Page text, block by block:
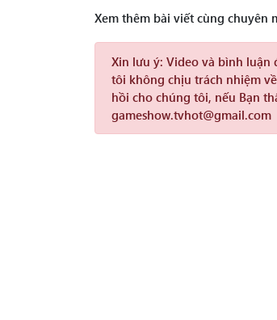
Xem thêm bài viết cùng chuyên
Xin lưu ý: Video và bình luận
tôi không chịu trách nhiệm
hồi cho chúng tôi, nếu Bạn
gameshow.tvhot@gmail.com